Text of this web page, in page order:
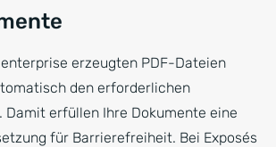
erzeugten PDF-Dateien
den erforderlichen
Damit erfüllen Ihre Dokumente eine
für Barrierefreiheit. Bei Exposés